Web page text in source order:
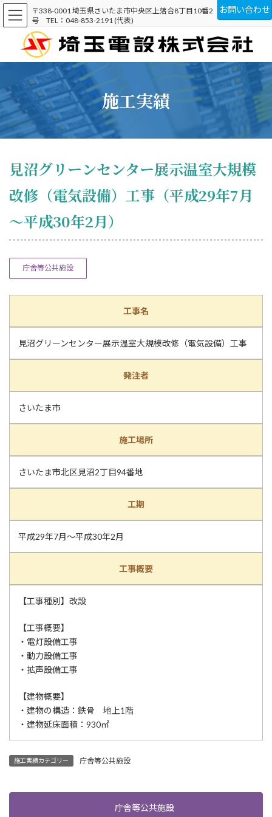
コ
テ
キ
ッ
プ
ナ
ゲ
に
移
動
〒338-0001 埼玉県さいたま市中央区上落合8丁目10番2
号 TEL：048-853-2191 (代表)
お問い合わせ
施工実績
見沼グリーンセンター展示温室大規模
改修（電気設備）工事（平成29年7月
～平成30年2月）
庁舎等公共施設
工事名
見沼グリーンセンター展示温室大規模改修（電気設備）工事
発注者
さいたま市
施工場所
さいたま市北区見沼2丁目94番地
工期
平成29年7月～平成30年2月
工事概要
【工事種別】改設
【工事概要】
・電灯設備工事
・動力設備工事
・拡声設備工事
【建物概要】
・建物の構造：鉄骨 地上1階
・建物延床面積：930㎡
施工実績カテゴリー 庁舎等公共施設
庁舎等公共施設